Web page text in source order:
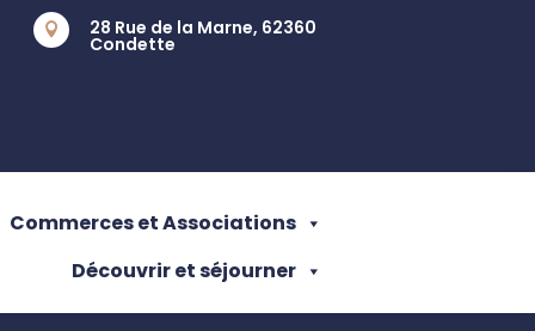
 28 Rue de la Marne, 62360
Condette
Commerces et Associations
Découvrir et séjourner